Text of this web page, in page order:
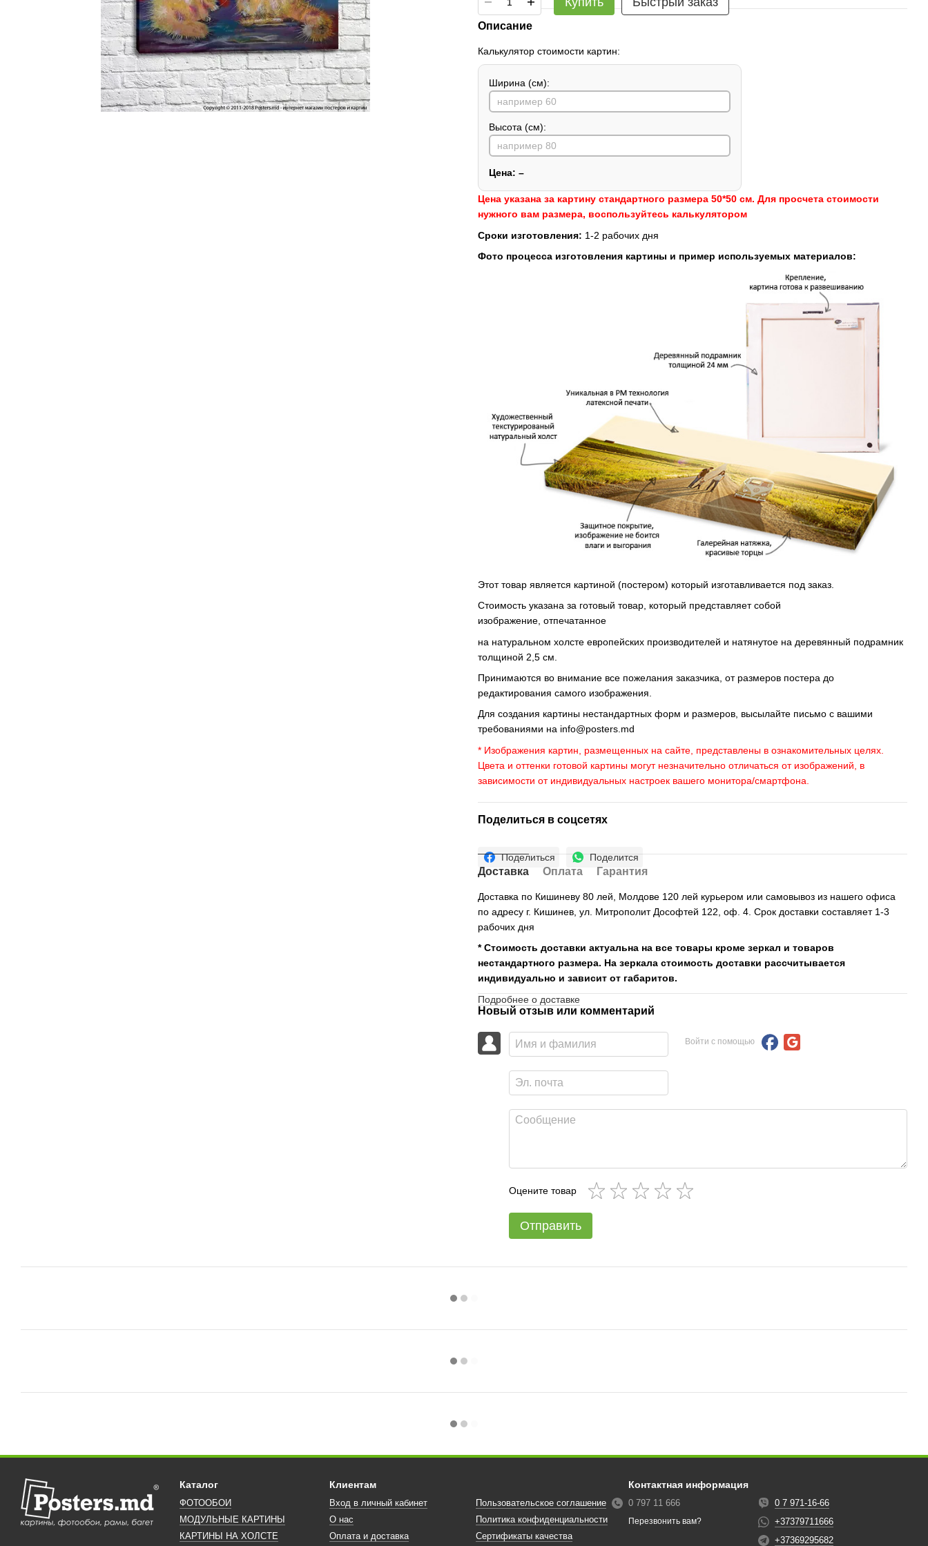
Описание
Калькулятор стоимости картин:
Ширина (см):
Высота (см):
Цена: –
Цена указана за картину стандартного размера 50*50 см. Для просчета стоимости
нужного вам размера, воспользуйтесь калькулятором
Сроки изготовления: 1-2 рабочих дня
Фото процесса изготовления картины и пример используемых материалов:
Этот товар является картиной (постером) который изготавливается под заказ.
Стоимость указана за готовый товар, который представляет собой
изображение, отпечатанное
на натуральном холсте европейских производителей и натянутое на деревянный подрамник
толщиной 2,5 см.
Принимаются во внимание все пожелания заказчика, от размеров постера до
редактирования самого изображения.
Для создания картины нестандартных форм и размеров, высылайте письмо c вашими
требованиями на info@posters.md
* Изображения картин, размещенных на сайте, представлены в ознакомительных целях.
Цвета и оттенки готовой картины могут незначительно отличаться от изображений, в
зависимости от индивидуальных настроек вашего монитора/смартфона.
Поделиться в соцсетях
Поделиться Поделится
Доставка Оплата Гарантия
Доставка по Кишиневу 80 лей, Молдове 120 лей курьером или самовывоз из нашего офиса
по адресу г. Кишинев, ул. Митрополит Дософтей 122, оф. 4. Срок доставки составляет 1-3
рабочих дня
* Стоимость доставки актуальна на все товары кроме зеркал и товаров
нестандартного размера. На зеркала стоимость доставки рассчитывается
индивидуально и зависит от габаритов.
Подробнее о доставке
Новый отзыв или комментарий
Войти с помощью
Оцените товар
Отправить
Каталог
ФОТООБОИ
МОДУЛЬНЫЕ КАРТИНЫ
КАРТИНЫ НА ХОЛСТЕ
Клиентам
Вход в личный кабинет
О нас
Оплата и доставка
Пользовательское соглашение
Политика конфиденциальности
Сертификаты качества
Контактная информация
0 797 11 666
Перезвонить вам?
0 7 971-16-66
+37379711666
+37369295682